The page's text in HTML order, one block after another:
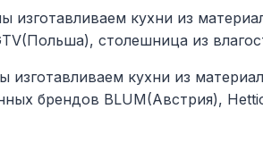
изготавливаем кухни из
столешница из
изготавливаем кухни из
брендов BLUM(Австрия),